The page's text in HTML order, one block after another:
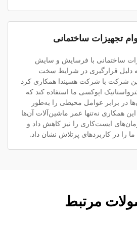
تجهیزات ساختمانی
ساختمانی با فرسایش و سایش
دلیل قرارگیری در شرایط سخت
شرکت با شرکت هسیندا همکاری کرد
اپوکسی ما استفاده کند که
در برابر عوامل محیطی را به‌طور
همکاری نه‌تنها عمر ماشین‌آلات آن‌ها
ایست‌کاری را نیز کاهش داد و
در کاربردهای پرتلاش نشان داد.
مرتبط